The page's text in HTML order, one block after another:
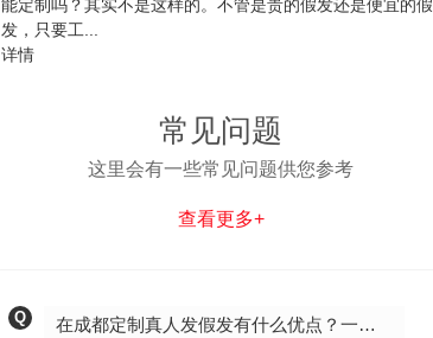
能定制吗？其实不是这样的。不管是贵的假发还是便宜的假
发，只要工...
详情
常见问题
这里会有一些常见问题供您参考
查看更多+
Q 在成都定制真人发假发有什么优点？一般需要多少钱？